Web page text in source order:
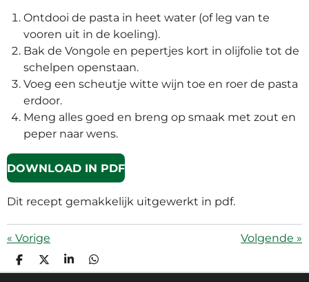
Ontdooi de pasta in heet water (of leg van te
vooren uit in de koeling).
Bak de Vongole en pepertjes kort in olijfolie tot de
schelpen openstaan.
Voeg een scheutje witte wijn toe en roer de pasta
erdoor.
Meng alles goed en breng op smaak met zout en
peper naar wens.
DOWNLOAD IN PDF
Dit recept gemakkelijk uitgewerkt in pdf.
« Vorige Volgende »
D
E
D
E
S
H
D
E